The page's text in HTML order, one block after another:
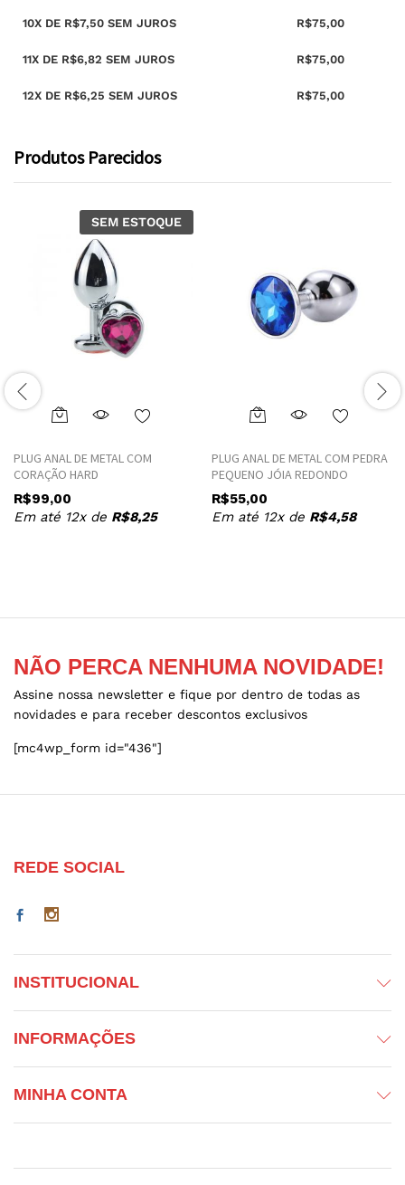
10X DE R$7,50 SEM JUROS R$75,00
11X DE R$6,82 SEM JUROS R$75,00
12X DE R$6,25 SEM JUROS R$75,00
Produtos Parecidos
SEM ESTOQUE
This
has
The
on
product
PLUG ANAL DE METAL COM
CORAÇÃO HARD
R$99,00
Em até 12x de R$8,25
This
has
multiple
The
on
product
PLUG ANAL DE METAL COM PEDRA
PEQUENO JÓIA REDONDO
R$55,00
Em até 12x de R$4,58
NÃO PERCA NENHUMA NOVIDADE!
Assine nossa newsletter e fique por dentro de todas as
novidades e para receber descontos exclusivos
[mc4wp_form id="436"]
REDE SOCIAL
INSTITUCIONAL
INFORMAÇÕES
MINHA CONTA